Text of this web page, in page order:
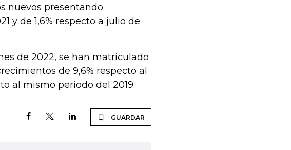
nuevos presentando
y de 1,6% respecto a julio de
de 2022, se han matriculado
de 9,6% respecto al
al mismo periodo del 2019.
GUARDAR